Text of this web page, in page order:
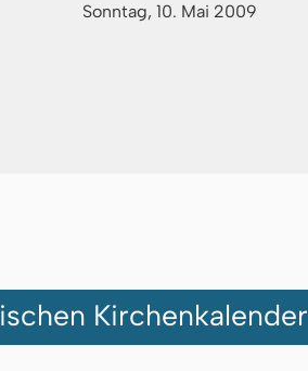
Sonntag, 10. Mai 2009
Kirchenkalender